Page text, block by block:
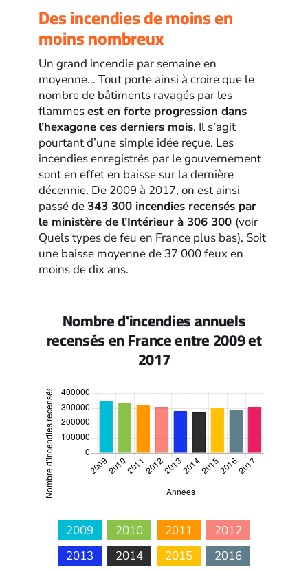
Des incendies de moins en
moins nombreux
Un grand incendie par semaine en
moyenne… Tout porte ainsi à croire que le
nombre de bâtiments ravagés par les
flammesest en forte progression dans
l’hexagone ces derniers mois. Il s’agit
pourtant d’une simple idée reçue. Les
incendies enregistrés par le gouvernement
sont en effet en baisse sur la dernière
décennie. De 2009 à 2017, on est ainsi
passé de343 300 incendies recensés par
le ministère de l’Intérieur à 306 300 (voir
Quels types de feu en France plus bas). Soit
une baisse moyenne de 37 000 feux en
moins de dix ans.
Nombre d'incendies annuels
recensés en France entre 2009 et
2017
2009 2010 2011
2012
2013
2014 2015
2016